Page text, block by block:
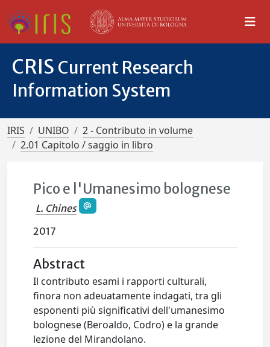
CRIS Current Research
Information System
IRIS UNIBO
2 - Contributo in volume
2.01 Capitolo / saggio in libro
Pico e l'Umanesimo bolognese
L. Chines
2017
Abstract
Il contributo esami i rapporti culturali,
finora non adeuatamente indagati, tra gli
esponenti più significativi dell'umanesimo
bolognese (Beroaldo, Codro) e la grande
lezione del Mirandolano.